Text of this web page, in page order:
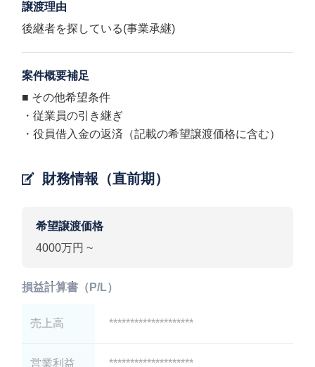
譲渡理由
後継者を探している(事業承継)
案件概要補足
■ その他希望条件
・従業員の引き継ぎ
・役員借入金の返済（記載の希望譲渡価格に含む）
財務情報（直前期）
希望譲渡価格
4000万円 ~
損益計算書（P/L）
売上高 ********************
営業利益 ********************